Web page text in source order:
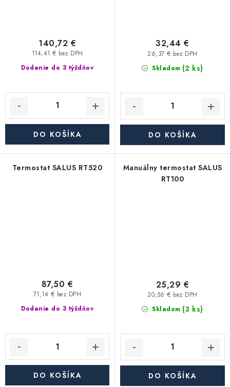
Dodanie do 3 týždňov
114,41 € bez DPH
140,72 €
DO KOŠÍKA
Skladom (2 ks)
26,37 € bez DPH
32,44 €
DO KOŠÍKA
Termostat SALUS RT520
Dodanie do 3 týždňov
71,14 € bez DPH
87,50 €
DO KOŠÍKA
Manuálny termostat SALUS
RT100
Skladom (3 ks)
20,56 € bez DPH
25,29 €
DO KOŠÍKA